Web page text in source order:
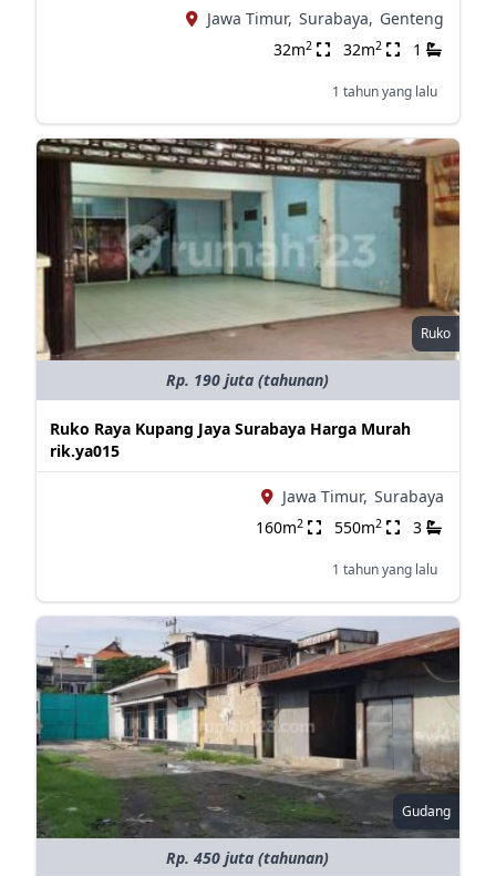
Jawa Timur, Surabaya, Genteng
32m2 32m2 1
1 tahun yang lalu
Ruko
Rp. 190 juta (tahunan)
Ruko Raya Kupang Jaya Surabaya Harga Murah
rik.ya015
Jawa Timur, Surabaya
160m2 550m2 3
1 tahun yang lalu
Gudang
Rp. 450 juta (tahunan)